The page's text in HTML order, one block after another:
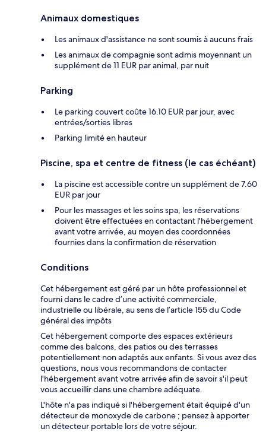
Animaux domestiques
Les animaux d'assistance ne sont soumis à aucuns frais
Les animaux de compagnie sont admis moyennant un
supplément de 11 EUR par animal, par nuit
Parking
Le parking couvert coûte 16.10 EUR par jour, avec
entrées/sorties libres
Parking limité en hauteur
Piscine, spa et centre de fitness (le cas échéant)
La piscine est accessible contre un supplément de 7.60
EUR par jour
Pour les massages et les soins spa, les réservations
doivent être effectuées en contactant l'hébergement
avant votre arrivée, au moyen des coordonnées
fournies dans la confirmation de réservation
Conditions
Cet hébergement est géré par un hôte professionnel et
fourni dans le cadre d’une activité commerciale,
industrielle ou libérale, au sens de l’article 155 du Code
général des impôts
Cet hébergement comporte des espaces extérieurs
comme des balcons, des patios ou des terrasses
potentiellement non adaptés aux enfants. Si vous avez des
questions, nous vous recommandons de contacter
l'hébergement avant votre arrivée afin de savoir s'il peut
vous accueillir dans une chambre adéquate.
L'hôte n'a pas indiqué si l'hébergement était équipé d'un
détecteur de monoxyde de carbone ; pensez à apporter
un détecteur portable lors de votre séjour.